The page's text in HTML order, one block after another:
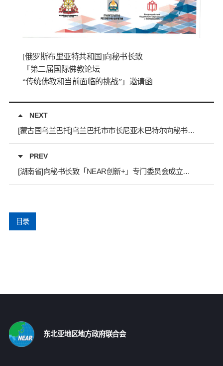
[俄罗斯布里亚特共和国]向秘书长致
「 第二届国际佛教论坛
“传统佛教和当前面临的挑战”」 邀请函
NEXT
[蒙古国乌兰巴托]乌兰巴托市市长尼亚木巴特尔向秘书长致「东北亚地区市场论坛」邀请函
PREV
[湖南省]向秘书长致「NEAR创新+」专门委员会成立大会暨「绿色发展」会议邀请函
目录
东北亚地区地方政府联合会